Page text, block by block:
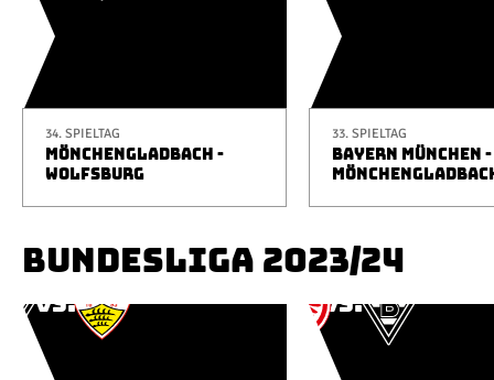
34. SPIELTAG
MÖNCHENGLADBACH -
WOLFSBURG
33. SPIELTAG
BAYERN MÜNCHEN -
BUNDESLIGA 2023/24